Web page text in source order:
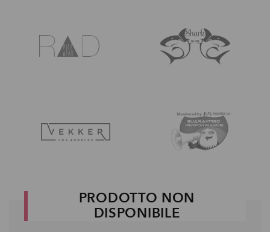
PRODOTTO NON
DISPONIBILE